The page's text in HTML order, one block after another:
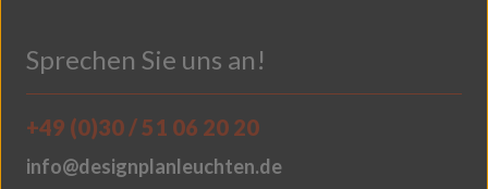
Sprechen Sie uns an!
+49 (0)30 / 51 06 20 20
info@designplanleuchten.de